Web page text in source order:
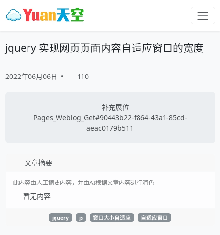
jquery 实现网页页面内容自适应窗口的宽度
2022年06月06日 • 110
补充展位
Pages_Weblog_Get#90443b22-f864-43a1-85cd-
aeac0179b511
文章摘要
此内容由人工摘要内容，并由AI根据文章内容进行润色
暂无内容
jquery js 窗口大小自适应 自适应窗口